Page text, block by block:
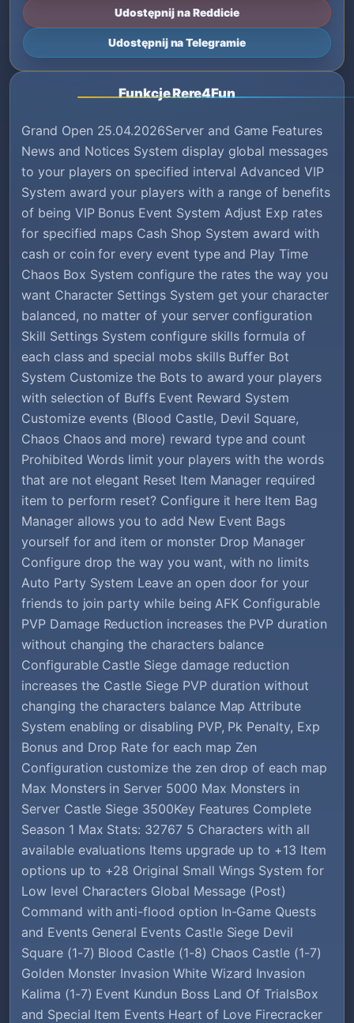
Udostępnij na Reddicie
Udostępnij na Telegramie
Funkcje Rere4Fun
Grand Open 25.04.2026Server and Game Features
News and Notices System display global messages
to your players on specified interval Advanced VIP
System award your players with a range of benefits
of being VIP Bonus Event System Adjust Exp rates
for specified maps Cash Shop System award with
cash or coin for every event type and Play Time
Chaos Box System configure the rates the way you
want Character Settings System get your character
balanced, no matter of your server configuration
Skill Settings System configure skills formula of
each class and special mobs skills Buffer Bot
System Customize the Bots to award your players
with selection of Buffs Event Reward System
Customize events (Blood Castle, Devil Square,
Chaos Chaos and more) reward type and count
Prohibited Words limit your players with the words
that are not elegant Reset Item Manager required
item to perform reset? Configure it here Item Bag
Manager allows you to add New Event Bags
yourself for and item or monster Drop Manager
Configure drop the way you want, with no limits
Auto Party System Leave an open door for your
friends to join party while being AFK Configurable
PVP Damage Reduction increases the PVP duration
without changing the characters balance
Configurable Castle Siege damage reduction
increases the Castle Siege PVP duration without
changing the characters balance Map Attribute
System enabling or disabling PVP, Pk Penalty, Exp
Bonus and Drop Rate for each map Zen
Configuration customize the zen drop of each map
Max Monsters in Server 5000 Max Monsters in
Server Castle Siege 3500Key Features Complete
Season 1 Max Stats: 32767 5 Characters with all
available evaluations Items upgrade up to +13 Item
options up to +28 Original Small Wings System for
Low level Characters Global Message (Post)
Command with anti-flood option In-Game Quests
and Events General Events Castle Siege Devil
Square (1-7) Blood Castle (1-8) Chaos Castle (1-7)
Golden Monster Invasion White Wizard Invasion
Kalima (1-7) Event Kundun Boss Land Of TrialsBox
and Special Item Events Heart of Love Firecracker